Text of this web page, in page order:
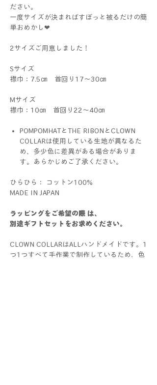
ださい。
一度サイズが決まればすぽっと被るだけの簡
単おめかし❤
2サイズご用意しました！
Sサイズ
襟巾：7.5㎝ 首回り17～30㎝
Mサイズ
襟巾：10㎝ 首回り22～40㎝
POMPOMHATとTHE RIBONとCLOWN
COLLARは使用している生地が異なるた
め、多少色に差異がある場合がありま
す。あらかじめご了承ください。
ひらひら： コットン100%
MADE IN JAPAN
ラッピングをご希望の際 は、
別途ギフトセットをお求めください。
CLOWN COLLARはALLハンドメイドです。1
つ1つすべて手作業で制作しているため、色